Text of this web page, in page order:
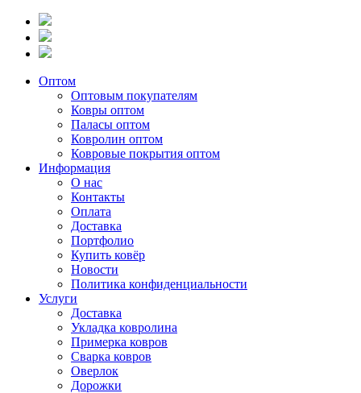
Оптом
Оптовым покупателям
Ковры оптом
Паласы оптом
Ковролин оптом
Ковровые покрытия оптом
Информация
О нас
Контакты
Оплата
Доставка
Портфолио
Купить ковёр
Новости
Политика конфиденциальности
Услуги
Доставка
Укладка ковролина
Примерка ковров
Сварка ковров
Оверлок
Дорожки